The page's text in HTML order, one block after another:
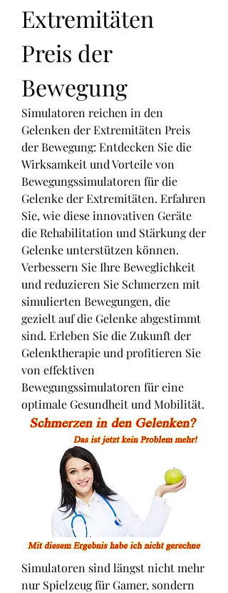
Extremitäten
Preis der
Bewegung
Simulatoren reichen in den
Gelenken der Extremitäten Preis
der Bewegung: Entdecken Sie die
Wirksamkeit und Vorteile von
Bewegungssimulatoren für die
Gelenke der Extremitäten. Erfahren
Sie, wie diese innovativen Geräte
die Rehabilitation und Stärkung der
Gelenke unterstützen können.
Verbessern Sie Ihre Beweglichkeit
und reduzieren Sie Schmerzen mit
simulierten Bewegungen, die
gezielt auf die Gelenke abgestimmt
sind. Erleben Sie die Zukunft der
Gelenktherapie und profitieren Sie
von effektiven
Bewegungssimulatoren für eine
optimale Gesundheit und Mobilität.
Simulatoren sind längst nicht mehr
nur Spielzeug für Gamer, sondern